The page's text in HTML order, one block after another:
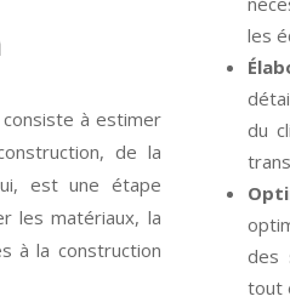
consiste à estimer
de la
est une étape
les matériaux, la
à la construction
les
du
des
tout